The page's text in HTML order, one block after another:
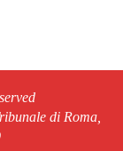
di Roma,